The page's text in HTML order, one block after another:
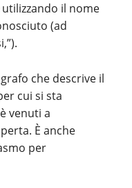
il nome
(ad
che descrive il
cui si sta
venuti a
È anche
per